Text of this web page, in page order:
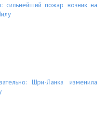
сильнейший пожар возник на
Шри-Ланка изменила